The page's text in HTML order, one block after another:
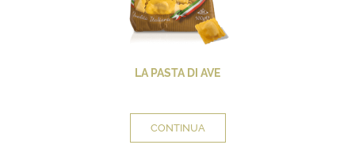
LA PASTA DI AVE
CONTINUA